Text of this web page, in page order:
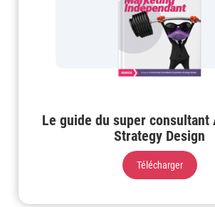
Le guide du super consultant
Strategy Design
Télécharger